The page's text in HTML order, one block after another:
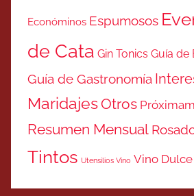
Económinos Espumosos
de Cata Gin Tonics Guía de
Guía de Gastronomía
MaridajesOtros
Resumen Mensual
Tintos Utensilios Vino Vino Dulce